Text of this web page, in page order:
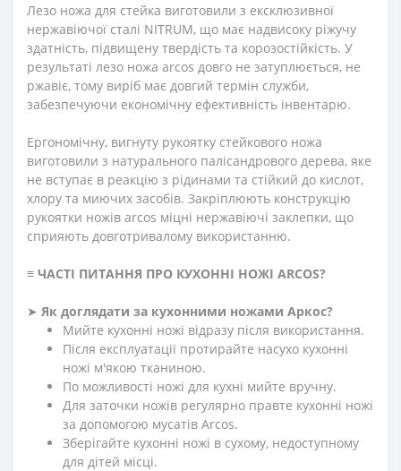
Лезо ножа для стейка виготовили з ексклюзивної
нержавіючої сталі NITRUM, що має надвисоку ріжучу
здатність, підвищену твердість та корозостійкість. У
результаті лезо ножа arcos довго не затуплюється, не
ржавіє, тому виріб має довгий термін служби,
забезпечуючи економічну ефективність інвентарю.
Ергономічну, вигнуту рукоятку стейкового ножа
виготовили з натурального палісандрового дерева, яке
не вступає в реакцію з рідинами та стійкий до кислот,
хлору та миючих засобів. Закріплюють конструкцію
рукоятки ножів arcos міцні нержавіючі заклепки, що
сприяють довготривалому використанню.
≡ ЧАСТІ ПИТАННЯ ПРО КУХОННІ НОЖІ ARCOS?
➤ Як доглядати за кухонними ножами Аркос?
Мийте кухонні ножі відразу після використання.
Після експлуатації протирайте насухо кухонні
ножі м'якою тканиною.
По можливості ножі для кухні мийте вручну.
Для заточки ножів регулярно правте кухонні ножі
за допомогою мусатів Arcos.
Зберігайте кухонні ножі в сухому, недоступному
для дітей місці.